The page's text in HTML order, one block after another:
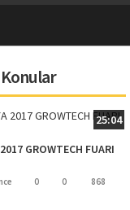
25:04
GROWTECH FUARI
0 0 868